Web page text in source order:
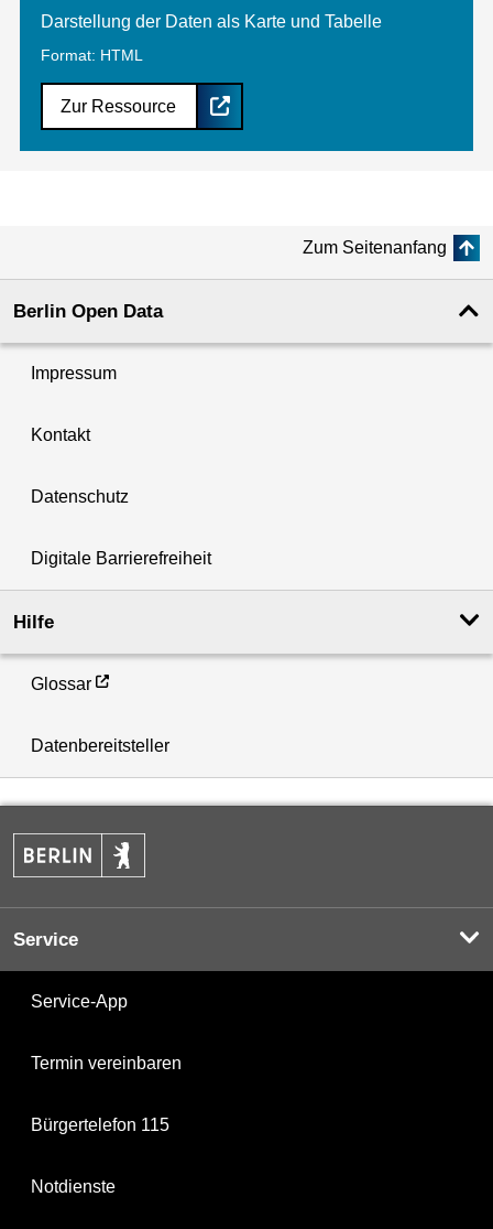
Darstellung der Daten als Karte und Tabelle
Format: HTML
Zur Ressource
Zum Seitenanfang
Berlin Open Data
Impressum
Kontakt
Datenschutz
Digitale Barrierefreiheit
Hilfe
Glossar
Datenbereitsteller
Service
Service-App
Termin vereinbaren
Bürgertelefon 115
Notdienste